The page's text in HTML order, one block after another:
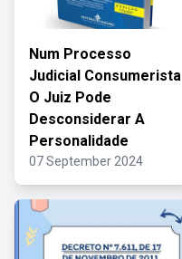
Num Processo
Judicial Consumerista
O Juiz Pode
Desconsiderar A
Personalidade
07 September 2024